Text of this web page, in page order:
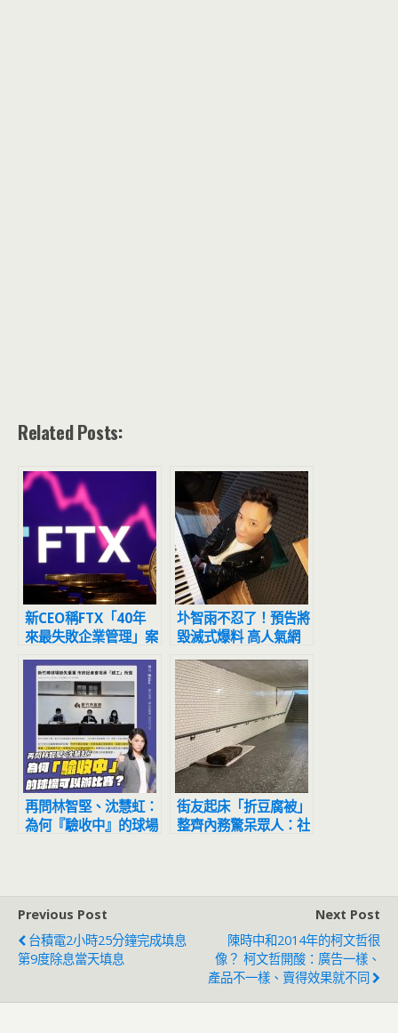
Related Posts:
新CEO稱FTX「40年
來最失敗企業管理」案
例！法庭文件一看就懂
圤智雨不忍了！預告將
毀滅式爆料 高人氣網
紅「連名帶姓」全公開
再問林智堅、沈慧虹：
為何『驗收中』的球場
街友起床「折豆腐被」
整齊內務驚呆眾人：社
Previous Post
台積電2小時25分鐘完成填息
第9度除息當天填息
Next Post
陳時中和2014年的柯文哲很
像？ 柯文哲開酸：廣告一樣、
產品不一樣、賣得效果就不同